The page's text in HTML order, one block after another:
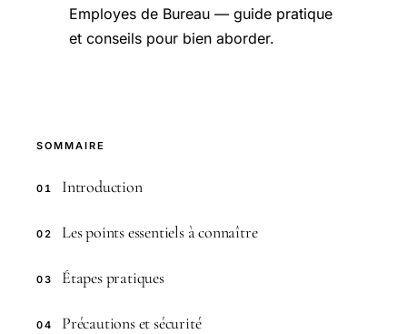
Employes de Bureau — guide pratique
et conseils pour bien aborder.
SOMMAIRE
01 Introduction
02 Les points essentiels à connaître
03 Étapes pratiques
04 Précautions et sécurité